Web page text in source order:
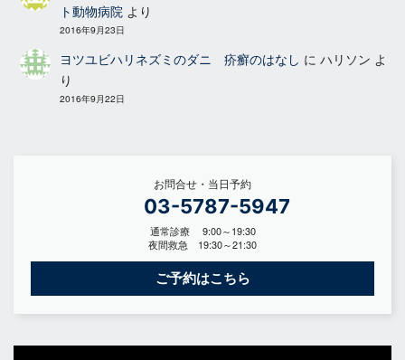
ト動物病院 より
2016年9月23日
ヨツユビハリネズミのダニ 疥癬のはなし にハリソン よ
り
2016年9月22日
お問合せ・当日予約
03-5787-5947
通常診療 9:00～19:30
夜間救急 19:30～21:30
ご予約はこちら